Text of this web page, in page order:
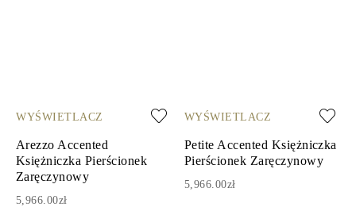
WYŚWIETLACZ
Arezzo Accented
Księżniczka Pierścionek
Zaręczynowy
5,966.00zł
WYŚWIETLACZ
Petite Accented Księżniczka
Pierścionek Zaręczynowy
5,966.00zł